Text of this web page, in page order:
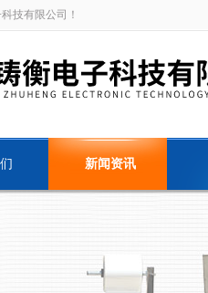
技有限公司！
新闻资讯